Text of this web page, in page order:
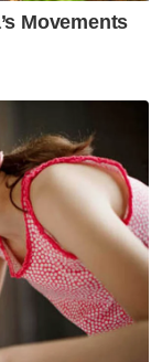
Bahru pada
Sheraton
akan
lebih